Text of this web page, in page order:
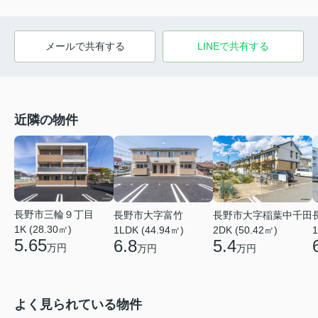
メールで共有する LINEで共有する
近隣の物件
長野市三輪９丁目
1K (28.30㎡)
5.65万円
長野市大字富竹
1LDK (44.94㎡)
6.8万円
長野市大字稲葉中千田
2DK (50.42㎡)
5.4万円
よく見られている物件